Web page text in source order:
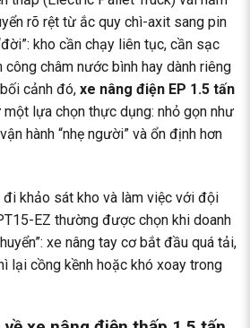
rõ rệt từ ắc quy chì-axit sang pin
kho cần chạy liên tục, cần sạc
công châm nước bình hay dành riêng
cảnh đó, xe nâng điện EP 1.5 tấn
một lựa chọn thực dụng: nhỏ gọn như
hành “nhẹ người” và ổn định hơn
khảo sát kho và làm việc với đội
EZ thường được chọn khi doanh
xe nâng tay cơ bắt đầu quá tải,
lại cồng kềnh hoặc khó xoay trong